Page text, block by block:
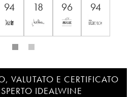
94 18 96 94
VALUTATO E CERTIFICATO
IDEALWINE